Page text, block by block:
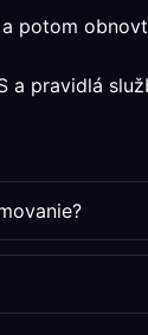
potom
pravidlá